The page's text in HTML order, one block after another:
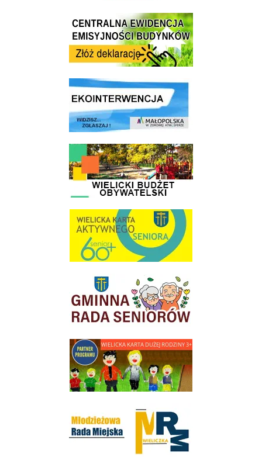
Centrala Ewidencja Emisyjności Budynków - złóż deklarację
link do strony ekointerwencja dot.- powietrza
link do strony - Wielicki Budżet Obywatelski
link do strony Wielicka Karta Aktywnego Seniora
link do strony Gminnej Rady Seniorow - Wieliczka
link do strony - Wielicka Karta Dużej Rodziny